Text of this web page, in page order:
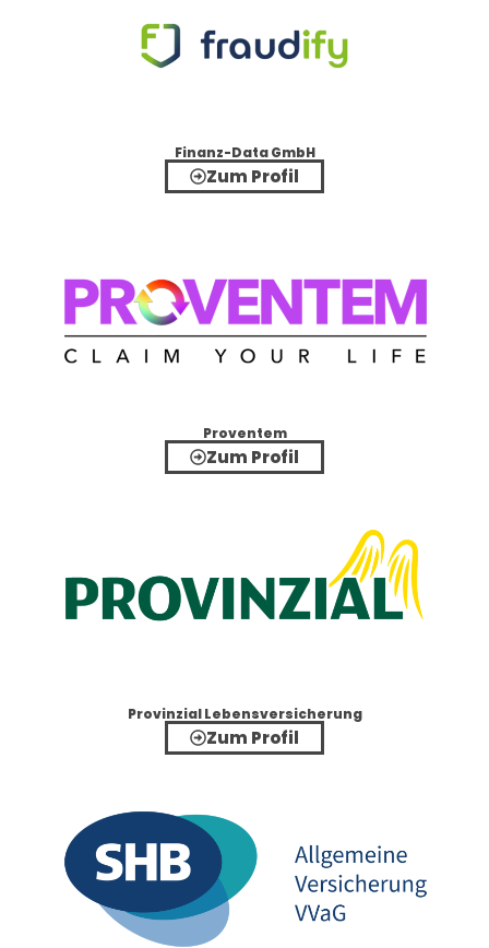
Finanz-Data GmbH
Zum Profil
Proventem
Zum Profil
Provinzial Lebensversicherung
Zum Profil